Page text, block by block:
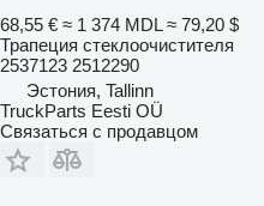
68,55 € ≈ 1 374 MDL ≈ 79,20 $
Трапеция стеклоочистителя
2537123 2512290
Эстония, Tallinn
TruckParts Eesti OÜ
Связаться с продавцом